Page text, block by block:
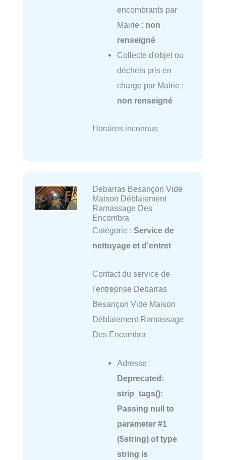
encombrants par
Mairie : non
renseigné
Collecte d'objet ou
déchets pris en
charge par Mairie :
non renseigné
Horaires inconnus
Debarras Besançon Vide
Maison Déblaiement
Ramassage Des
Encombra
Catégorie : Service de
nettoyage et d'entret
Contact du service de
l'entreprise Debarras
Besançon Vide Maison
Déblaiement Ramassage
Des Encombra
Adresse :
Deprecated:
strip_tags():
Passing null to
parameter #1
($string) of type
string is